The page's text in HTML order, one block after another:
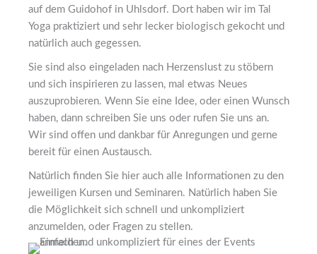
auf dem Guidohof in Uhlsdorf. Dort haben wir im Tal
Yoga praktiziert und sehr lecker biologisch gekocht und
natürlich auch gegessen.
Sie sind also eingeladen nach Herzenslust zu stöbern
und sich inspirieren zu lassen, mal etwas Neues
auszuprobieren. Wenn Sie eine Idee, oder einen Wunsch
haben, dann schreiben Sie uns oder rufen Sie uns an.
Wir sind offen und dankbar für Anregungen und gerne
bereit für einen Austausch.
Natürlich finden Sie hier auch alle Informationen zu den
jeweiligen Kursen und Seminaren. Natürlich haben Sie
die Möglichkeit sich schnell und unkompliziert
anzumelden, oder Fragen zu stellen.